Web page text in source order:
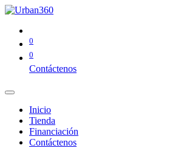
0
0
Contáctenos
Inicio
Tienda
Financiación
Contáctenos